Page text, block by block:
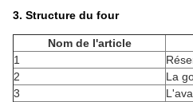
3. Structure du four
Nom de l'article
1
2
La
3